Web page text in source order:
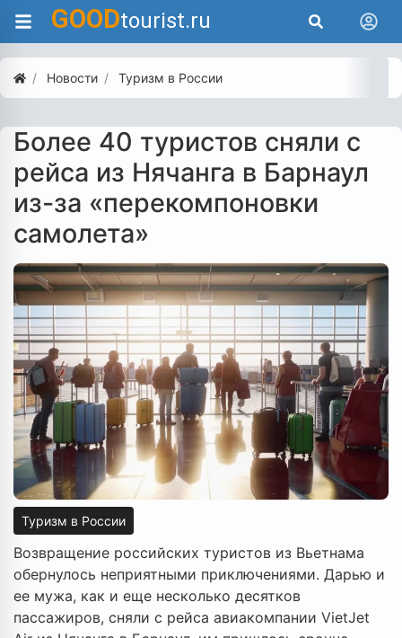
GOODtourist.ru
Новости Туризм в России
Более 40 туристов сняли с
рейса из Нячанга в Барнаул
из-за «перекомпоновки
самолета»
Туризм в России
Возвращение российских туристов из Вьетнама
обернулось неприятными приключениями. Дарью и
ее мужа, как и еще несколько десятков
пассажиров, сняли с рейса авиакомпании VietJet